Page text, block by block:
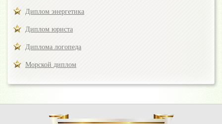
Диплом энергетика
Диплом юриста
Диплома логопеда
Морской диплом